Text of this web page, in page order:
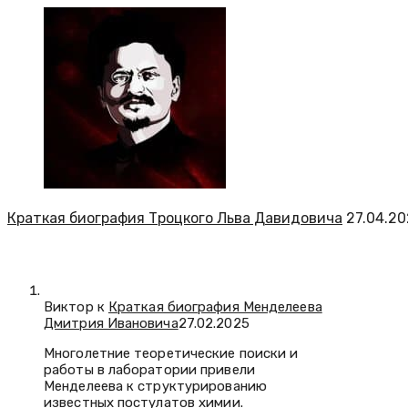
Краткая биография Троцкого Льва Давидовича
Виктор к Краткая биография Менделеева
Дмитрия Ивановича27.02.2025
Многолетние теоретические поиски и
работы в лаборатории привели
Менделеева к структурированию
известных постулатов химии.